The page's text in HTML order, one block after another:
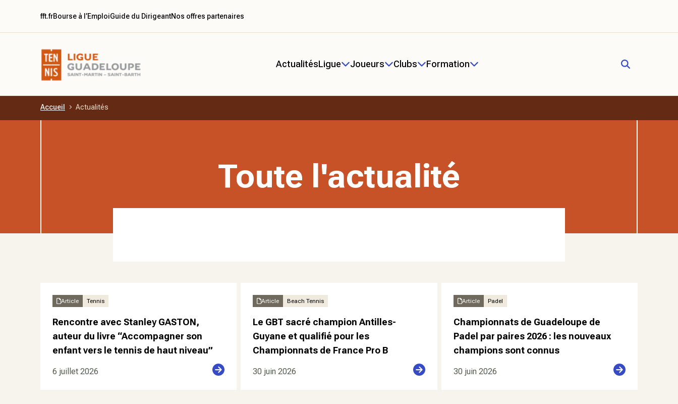
Aller au contenu principal
ActualitésLigue Joueurs Clubs Formation
fft.frBourse à l’EmploiGuide du DirigeantNos offres partenaires
Accueil Actualités
Toute l'actualité
Article Tennis
Rencontre avec Stanley GASTON,
auteur du livre “Accompagner son
enfant vers le tennis de haut niveau”
6 juillet 2026
Article Beach Tennis
Le GBT sacré champion Antilles-
Guyane et qualifié pour les
Championnats de France Pro B
30 juin 2026
Article Padel
Championnats de Guadeloupe de
Padel par paires 2026 : les nouveaux
champions sont connus
30 juin 2026